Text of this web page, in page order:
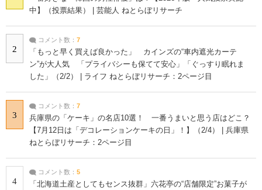
中】（投票結果） | 芸能人 ねとらぼリサーチ
2
コメント数： 7
「もっと早く買えば良かった」 カインズの“車内遮光カーテ
ン”が大人気 「プライバシーも保てて安心」「ぐっすり眠れま
した」（2/2） | ライフ ねとらぼリサーチ：2ページ目
3
コメント数： 7
兵庫県の「ケーキ」の名店10選！ 一番うまいと思う店はどこ？
【7月12日は「デコレーションケーキの日」！】（2/4） | 兵庫県
ねとらぼリサーチ：2ページ目
4
コメント数： 5
「北海道土産としてもセンス抜群」六花亭の“店舗限定”お菓子が